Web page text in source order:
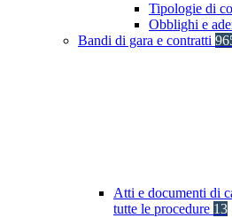
Tipologie di
Obblighi e
Bandi di gara e contratti
Atti e documenti di
tutte le procedure 13